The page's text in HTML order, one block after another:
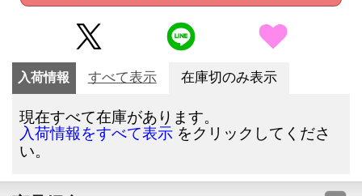
入荷情報 すべて表示 在庫切のみ表示
現在すべて在庫があります。
入荷情報をすべて表示 をクリックしてくださ
い。